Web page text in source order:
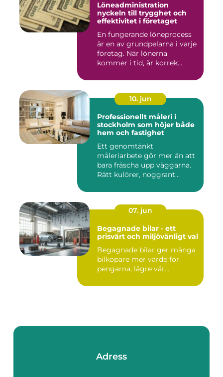
Löneadministration
nyckeln till trygghet och
effektivitet i företaget
En fungerande löneprocess
är en av grundpelarna i varje
företag. När lönerna
kommer i tid, är korrek...
10. jun
Professionellt måleri i
stockholm som höjer både
hem och fastighet
Ett genomtänkt
måleriarbete gör mer än att
bara fräscha upp väggarna.
Rätt kulörer, noggrant
07. jun
Begagnade bilar - ett
prisvärt och miljövänligt val
Begagnade bilar ger många
bilköpare mer värde för
pengarna, lägre vär...
Adress